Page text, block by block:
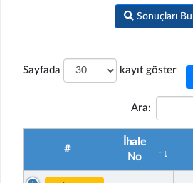
Sonuçları Bul
Sayfada kayıt göster
Ara:
#
İhale
No